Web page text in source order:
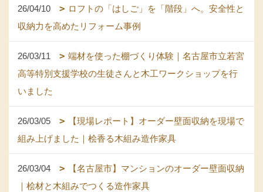
26/04/10
ロフトの「はしご」を「階段」へ。安全性と
収納力を高めたリフォーム事例
26/03/11
端材を使った棚づくり体験｜名古屋市立若宮
高等特別支援学校の生徒さんと木工ワークショップを行
いました
26/03/05
【現場レポート】オーダー壁面収納を現場で
組み上げました｜桧香る木組み造作家具
26/03/04
【名古屋市】マンションのオーダー壁面収納
｜桧材と木組みでつくる造作家具